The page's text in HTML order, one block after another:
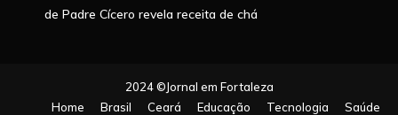
de Padre Cícero revela receita de chá
2024 ©Jornal em Fortaleza
Home
Brasil Ceará Educação Tecnologia Saúde